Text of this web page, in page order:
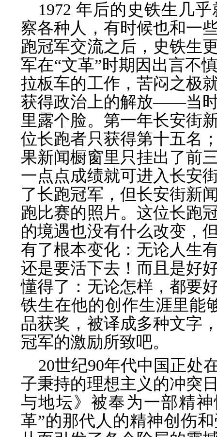
1972 年后的史铁生几
察各种人，有时候也和一
跑冠军交流之后，史铁生
军在“文革”时期因出言不
拉板车的工作，苦闷之极
获得政治上的解放——当
里露个脸。第一年长安街
位长跑者只获得第十五名
果新闻橱窗里只挂出了前
一点点成绩就可进入长安
了长跑冠军，但长安街新
跑比赛的照片。这位长跑
的境遇也没有什么改变，
有了根本变化：无论人生
还是要活下去！而且是好
懂得了：无论怎样，都要
铁生在他的创作生涯里能
品获奖，被译成多种文字
冠军的激励所致吧。
20世纪90年代中国正处
子秉持的理想主义的冲突
与地坛》被奉为一部精
革”的那代人的精神创伤